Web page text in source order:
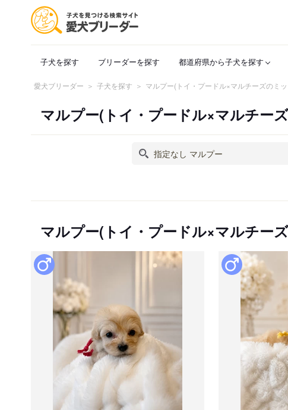
子犬を探す ブリーダーを探す 都道府県から子犬を探す
愛犬ブリーダー 子犬を探す マルプー(トイ・プードル×マルチーズのミ
マルプー(トイ・プードル×マルチー
マルプー(トイ・プードル×マルチー